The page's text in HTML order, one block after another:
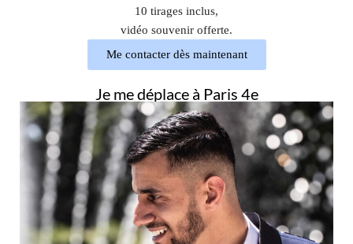
10 tirages inclus,
vidéo souvenir offerte.
Me contacter dès maintenant
Je me déplace à Paris 4e